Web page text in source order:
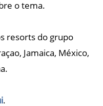
o tema.
resorts do grupo
Jamaica, México,
.